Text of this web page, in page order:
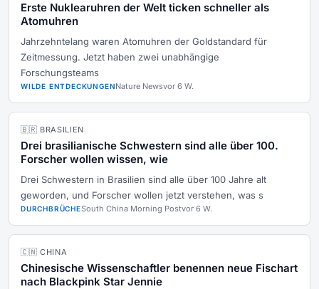
Erste Nuklearuhren der Welt ticken schneller als
Atomuhren
Jahrzehntelang waren Atomuhren der Goldstandard für
Zeitmessung. Jetzt haben zwei unabhängige
Forschungsteams
WILDE ENTDECKUNGENNature Newsvor 6 W.
🇧🇷 BRASILIEN
Drei brasilianische Schwestern sind alle über 100.
Forscher wollen wissen, wie
Drei Schwestern in Brasilien sind alle über 100 Jahre alt
geworden, und Forscher wollen jetzt verstehen, was s
DURCHBRÜCHESouth China Morning Postvor 6 W.
🇨🇳 CHINA
Chinesische Wissenschaftler benennen neue Fischart
nach Blackpink Star Jennie